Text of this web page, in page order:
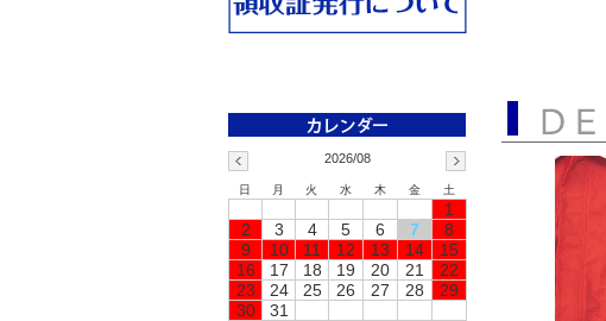
2026/08
日 月 火 水 木 金 土
1
2
3 4 5 6 7
8
9
10 11 12 13 14
15
16
17 18 19 20 21
22
23
24 25 26 27 28
29
30
31